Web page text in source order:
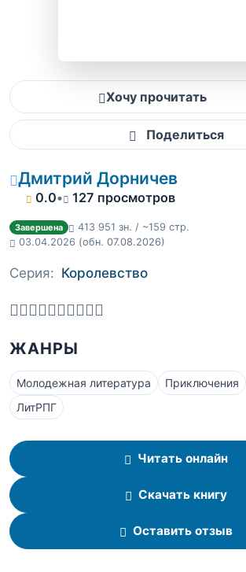
Хочу прочитать
Поделиться
Дмитрий Дорничев
0.0• 127 просмотров
Завершена
413 951 зн. / ~159 стр.
03.04.2026 (обн. 07.08.2026)
Серия: Королевство
ЖАНРЫ
Молодежная литература Приключения
ЛитРПГ
Читать онлайн
Скачать книгу
Оставить отзыв